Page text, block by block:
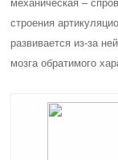
механическая –
строения
развивается из-за
мозга обратимого